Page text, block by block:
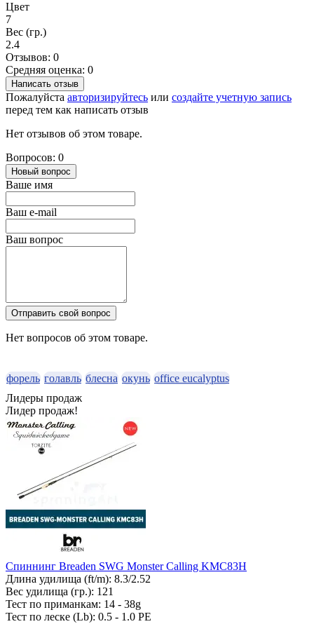
Цвет
7
Вес (гр.)
2.4
Отзывов: 0
Средняя оценка: 0
Написать отзыв
Пожалуйста авторизируйтесь или создайте учетную запись
перед тем как написать отзыв
Нет отзывов об этом товаре.
Вопросов: 0
Новый вопрос
Ваше имя
Ваш e-mail
Ваш вопрос
Отправить свой вопрос
Нет вопросов об этом товаре.
форель голавль блесна окунь office eucalyptus
Лидеры продаж
Лидер продаж!
Спиннинг Breaden SWG Monster Calling KMC83H
Длина удилища (ft/m): 8.3/2.52
Вес удилища (гр.): 121
Тест по приманкам: 14 - 38g
Тест по леске (Lb): 0.5 - 1.0 PE